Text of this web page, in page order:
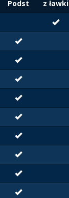
Podst z ławki